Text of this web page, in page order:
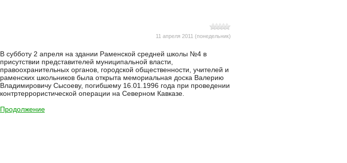
11 апреля 2011 (понедельник)
В субботу 2 апреля на здании Раменской средней школы №4 в
присутствии представителей муниципальной власти,
правоохранительных органов, городской общественности, учителей и
раменских школьников была открыта мемориальная доска Валерию
Владимировичу Сысоеву, погибшему 16.01.1996 года при проведении
контртеррористической операции на Северном Кавказе.
Продолжение